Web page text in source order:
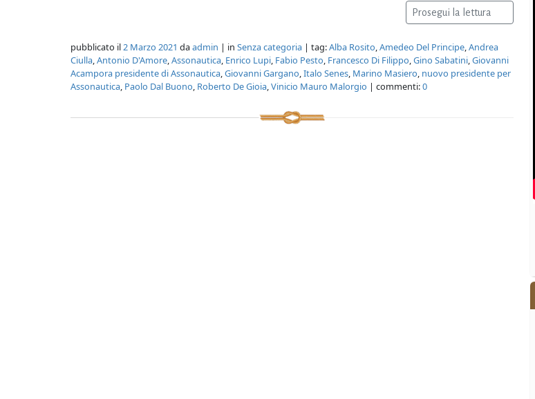
Prosegui la lettura
pubblicato il2 Marzo 2021 daadmin | in Senza categoria | tag:Alba Rosito,Amedeo Del Principe,Andrea
Ciulla,Antonio D'Amore,Assonautica, Enrico Lupi, Fabio Pesto, Francesco Di Filippo,Gino Sabatini,Giovanni
Acampora presidente di Assonautica,Giovanni Gargano,Italo Senes, Marino Masiero, nuovo presidente per
Assonautica, Paolo Dal Buono, Roberto De Gioia,Vinicio Mauro Malorgio | commenti:0